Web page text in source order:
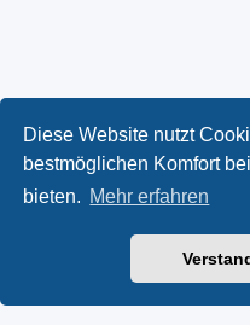
Diese Website nutzt
bestmöglichen Komfort
bieten. Mehr erfahren